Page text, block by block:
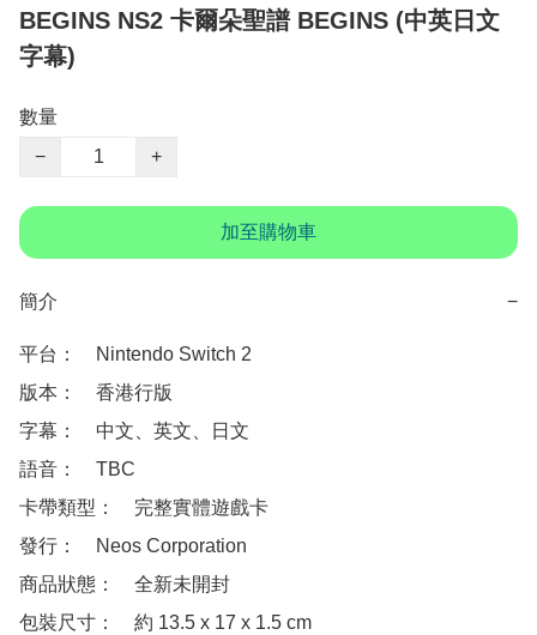
BEGINS NS2 卡爾朵聖譜 BEGINS (中英日文
字幕)
數量
−
+
加至購物車
簡介 −
平台：　Nintendo Switch 2
版本：　香港行版
字幕：　中文、英文、日文
語音：　TBC
卡帶類型：　完整實體遊戲卡
發行：　Neos Corporation
商品狀態：　全新未開封
包裝尺寸：　約 13.5 x 17 x 1.5 cm